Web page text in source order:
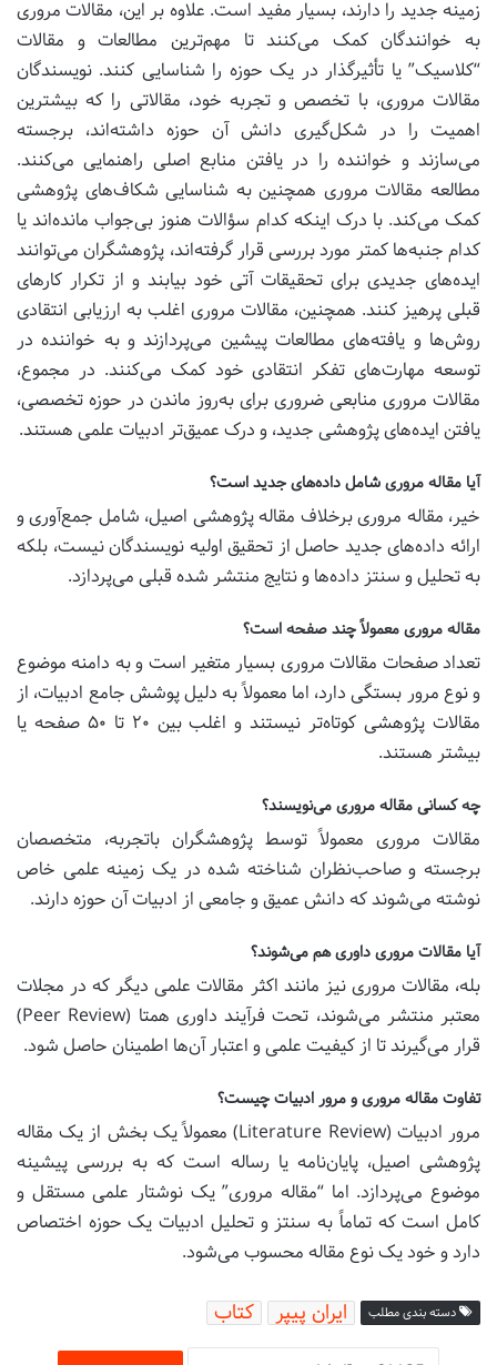
زمینه جدید را دارند، بسیار مفید است. علاوه بر این، مقالات مروری
به خوانندگان کمک می‌کنند تا مهم‌ترین مطالعات و مقالات
“کلاسیک” یا تأثیرگذار در یک حوزه را شناسایی کنند. نویسندگان
مقالات مروری، با تخصص و تجربه خود، مقالاتی را که بیشترین
اهمیت را در شکل‌گیری دانش آن حوزه داشته‌اند، برجسته
می‌سازند و خواننده را در یافتن منابع اصلی راهنمایی می‌کنند.
مطالعه مقالات مروری همچنین به شناسایی شکاف‌های پژوهشی
کمک می‌کند. با درک اینکه کدام سؤالات هنوز بی‌جواب مانده‌اند یا
کدام جنبه‌ها کمتر مورد بررسی قرار گرفته‌اند، پژوهشگران می‌توانند
ایده‌های جدیدی برای تحقیقات آتی خود بیابند و از تکرار کارهای
قبلی پرهیز کنند. همچنین، مقالات مروری اغلب به ارزیابی انتقادی
روش‌ها و یافته‌های مطالعات پیشین می‌پردازند و به خواننده در
توسعه مهارت‌های تفکر انتقادی خود کمک می‌کنند. در مجموع،
مقالات مروری منابعی ضروری برای به‌روز ماندن در حوزه تخصصی،
یافتن ایده‌های پژوهشی جدید، و درک عمیق‌تر ادبیات علمی هستند.
آیا مقاله مروری شامل داده‌های جدید است؟
خیر، مقاله مروری برخلاف مقاله پژوهشی اصیل، شامل جمع‌آوری و
ارائه داده‌های جدید حاصل از تحقیق اولیه نویسندگان نیست، بلکه
به تحلیل و سنتز داده‌ها و نتایج منتشر شده قبلی می‌پردازد.
مقاله مروری معمولاً چند صفحه است؟
تعداد صفحات مقالات مروری بسیار متغیر است و به دامنه موضوع
و نوع مرور بستگی دارد، اما معمولاً به دلیل پوشش جامع ادبیات، از
مقالات پژوهشی کوتاه‌تر نیستند و اغلب بین ۲۰ تا ۵۰ صفحه یا
بیشتر هستند.
چه کسانی مقاله مروری می‌نویسند؟
مقالات مروری معمولاً توسط پژوهشگران باتجربه، متخصصان
برجسته و صاحب‌نظران شناخته شده در یک زمینه علمی خاص
نوشته می‌شوند که دانش عمیق و جامعی از ادبیات آن حوزه دارند.
آیا مقالات مروری داوری هم می‌شوند؟
بله، مقالات مروری نیز مانند اکثر مقالات علمی دیگر که در مجلات
معتبر منتشر می‌شوند، تحت فرآیند داوری همتا (Peer Review)
قرار می‌گیرند تا از کیفیت علمی و اعتبار آن‌ها اطمینان حاصل شود.
تفاوت مقاله مروری و مرور ادبیات چیست؟
مرور ادبیات (Literature Review) معمولاً یک بخش از یک مقاله
پژوهشی اصیل، پایان‌نامه یا رساله است که به بررسی پیشینه
موضوع می‌پردازد. اما “مقاله مروری” یک نوشتار علمی مستقل و
کامل است که تماماً به سنتز و تحلیل ادبیات یک حوزه اختصاص
دارد و خود یک نوع مقاله محسوب می‌شود.
دسته بندی مطلب ایران پیپر کتاب